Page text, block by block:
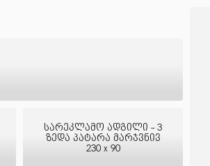
სარეკლამო ადგილი - 3
ზედა პატარა მარჯვნივ
230 x 90